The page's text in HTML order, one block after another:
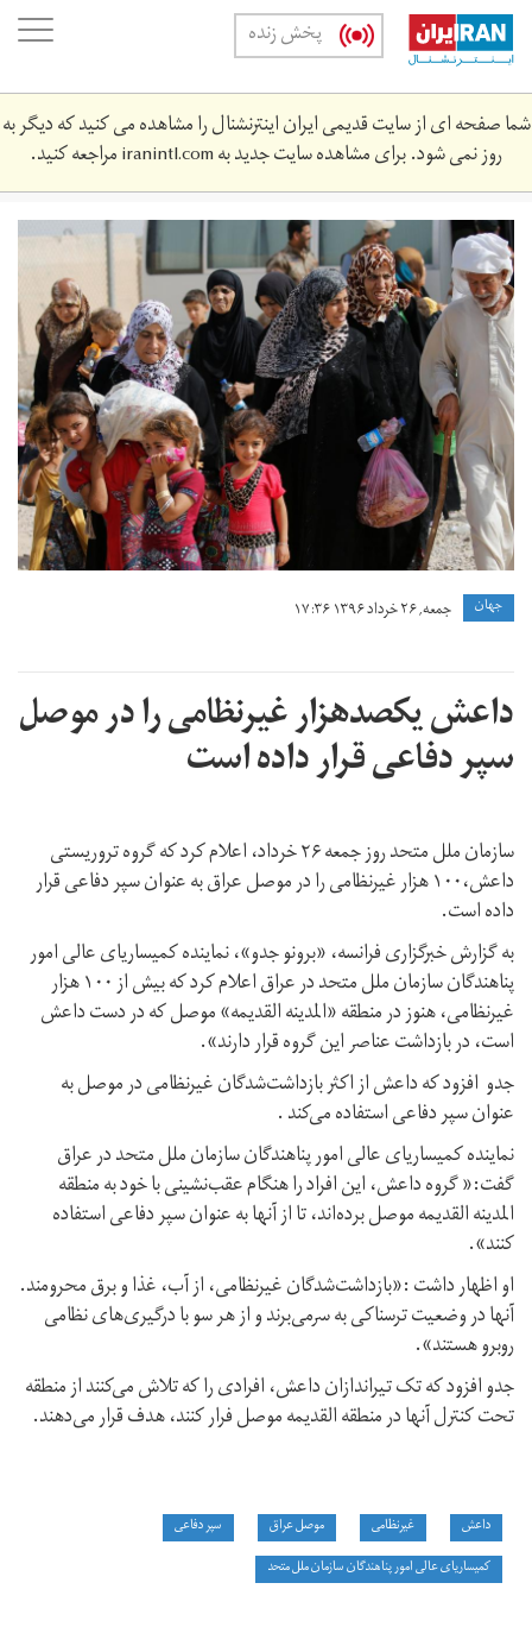
Skip
main
content
پخش زنده
شما صفحه ای از سایت قدیمی ایران اینترنشنال را مشاهده می کنید که دیگر به
روز نمی شود. برای مشاهده سایت جدید بهiranintl.comمراجعه کنید.
nzhwn-
nzhyn-
lrq-
lnbr.jpg
جهان جمعه, ۲۶ خرداد ۱۳۹۶ ۱۷:۳۶
داعش یکصدهزار غیرنظامی را در موصل
سپر دفاعی قرار داده است
سازمان ملل‌ متحد روز جمعه ۲۶ خرداد، اعلام کرد که گروه تروریستی
داعش،۱۰۰ هزار غیرنظامی را در موصل عراق به عنوان سپر دفاعی قرار
داده است.
به گزارش خبرگزاری فرانسه، «برونو جدو»، نماینده کمیساریای عالی امور
پناهندگان سازمان ملل متحد در عراق اعلام کرد که بیش از ۱۰۰ هزار
غیرنظامی، هنوز در منطقه «المدینه القدیمه» موصل که در دست داعش
است، در بازداشت عناصر این گروه قرار دارند».
جدو افزود که داعش از اکثر بازداشت‌شدگان غیرنظامی در موصل به
عنوان سپر دفاعی استفاده می‌کند .
نماینده کمیساریای عالی امور پناهندگان سازمان ملل متحد در عراق
گفت:« گروه داعش، این افراد را هنگام عقب‌نشینی با خود به منطقه
المدینه القدیمه موصل برده‌اند، تا از آنها به عنوان سپر دفاعی استفاده
کنند».
او اظهار داشت :«بازداشت‌شدگان غیرنظامی، از آب، غذا و برق محرومند.
آنها در وضعیت ترسناکی به سرمی‌برند و از هر سو با درگیری‌های نظامی
روبرو هستند».
جدو افزود که تک تیراندازان داعش، افرادی را که تلاش می‌کنند از منطقه
تحت کنترل آنها در منطقه القدیمه موصل فرار کنند، هدف قرار می‌دهند.
داعش غیرنظامی موصل عراق
سپر دفاعی
کمیساریای عالی امور پناهندگان سازمان ملل متحد